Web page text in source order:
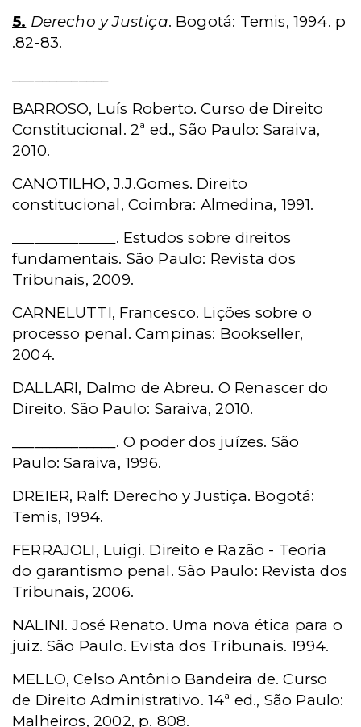
5. Derecho y Justiça. Bogotá: Temis, 1994. p
.82-83.
BARROSO, Luís Roberto. Curso de Direito
Constitucional. 2ª ed., São Paulo: Saraiva,
2010.
CANOTILHO, J.J.Gomes. Direito
constitucional, Coimbra: Almedina, 1991.
______________. Estudos sobre direitos
fundamentais. São Paulo: Revista dos
Tribunais, 2009.
CARNELUTTI, Francesco. Lições sobre o
processo penal. Campinas: Bookseller,
2004.
DALLARI, Dalmo de Abreu. O Renascer do
Direito. São Paulo: Saraiva, 2010.
______________. O poder dos juízes. São
Paulo: Saraiva, 1996.
DREIER, Ralf: Derecho y Justiça. Bogotá:
Temis, 1994.
FERRAJOLI, Luigi. Direito e Razão - Teoria
do garantismo penal. São Paulo: Revista dos
Tribunais, 2006.
NALINI. José Renato. Uma nova ética para o
juiz. São Paulo. Evista dos Tribunais. 1994.
MELLO, Celso Antônio Bandeira de. Curso
de Direito Administrativo. 14ª ed., São Paulo:
Malheiros, 2002, p. 808.